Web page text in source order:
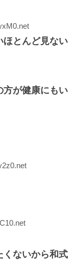
ほとんど見ない
方が健康にもい
くないから和式